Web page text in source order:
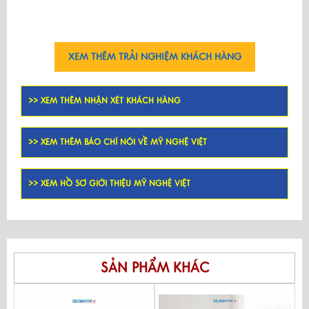
XEM THÊM TRẢI NGHIỆM KHÁCH HÀNG
>> XEM THÊM NHẬN XÉT KHÁCH HÀNG
>> XEM THÊM BÁO CHÍ NÓI VỀ MỸ NGHỆ VIỆT
>> XEM HỒ SƠ GIỚI THIỆU MỸ NGHỆ VIỆT
SẢN PHẨM KHÁC